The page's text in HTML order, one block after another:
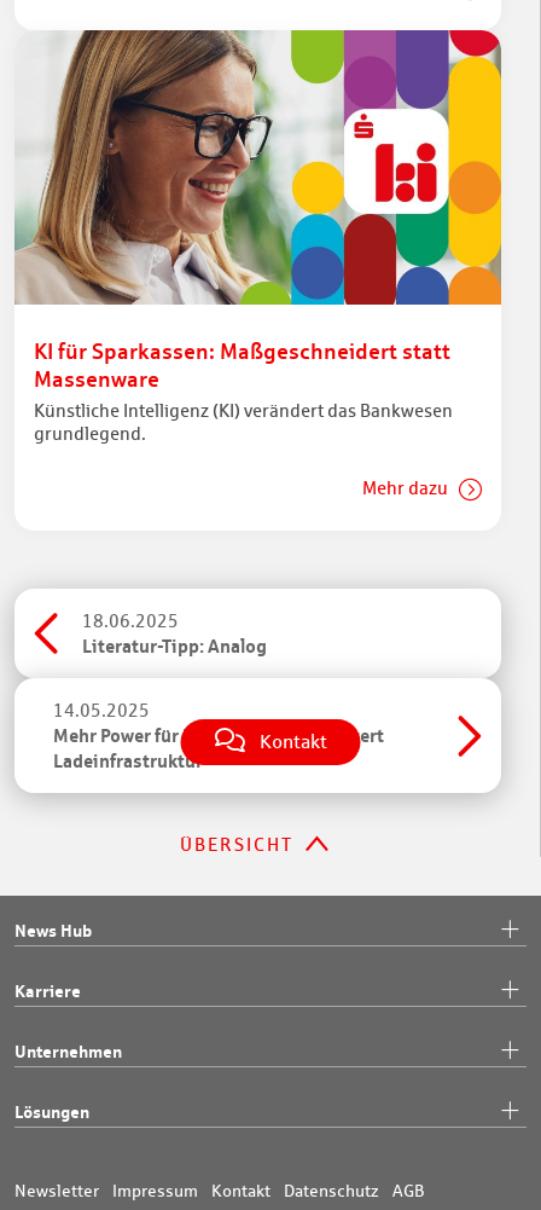
Kontakt
KI für Sparkassen: Maßgeschneidert statt
Massenware
Künstliche Intelligenz (KI) verändert das Bankwesen
grundlegend.
Mehr dazu
18.06.2025
Literatur-Tipp: Analog
14.05.2025
Mehr Power für E-Mobilität: FI erweitert
Ladeinfrastruktur
ÜBERSICHT
News Hub
Karriere
Unternehmen
Lösungen
Newsletter Impressum Kontakt Datenschutz AGB